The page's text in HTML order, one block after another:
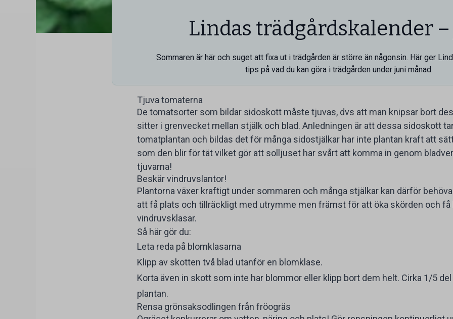
Lindas trädgårdskalender
Sommaren är här och suget att fixa ut i trädgården är större än någonsin. Här ger
tips på vad du kan göra i trädgården under juni månad.
Tjuva tomaterna
De tomatsorter som bildar sidoskott måste tjuvas, dvs att man knipsar bort
sitter i grenvecket mellan stjälk och blad. Anledningen är att dessa sidoskott
tomatplantan och bildas det för många sidostjälkar har inte plantan kraft att
som den blir för tät vilket gör att solljuset har svårt att komma in genom
tjuvarna!
Beskär vindruvslantor!
Plantorna växer kraftigt under sommaren och många stjälkar kan därför
att få plats och tillräckligt med utrymme men främst för att öka skörden och få
vindruvsklasar.
Så här gör du:
Leta reda på blomklasarna
Klipp av skotten två blad utanför en blomklase.
Korta även in skott som inte har blommor eller klipp bort dem helt. Cirka 1/5
plantan.
Rensa grönsaksodlingen från fröogräs